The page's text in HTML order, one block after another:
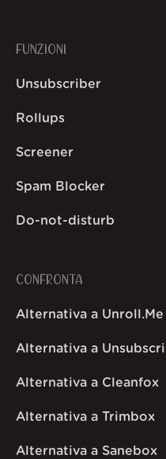
FUNZIONI
Unsubscriber
Rollups
Screener
Spam Blocker
Do-not-disturb
CONFRONTA
Alternativa a Unroll.Me
Alternativa a
Alternativa a Cleanfox
Alternativa a Trimbox
Alternativa a Sanebox